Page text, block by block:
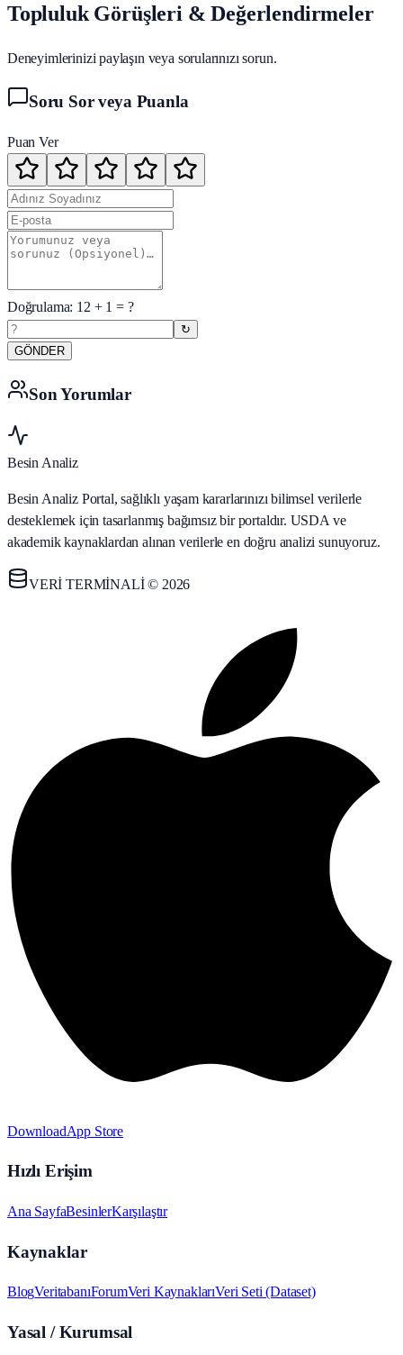
Topluluk Görüşleri & Değerlendirmeler
Deneyimlerinizi paylaşın veya sorularınızı sorun.
Soru Sor veya Puanla
Puan Ver
Doğrulama: 12 + 1 = ?
↻
GÖNDER
Son Yorumlar
Besin Analiz
Besin Analiz Portal, sağlıklı yaşam kararlarınızı bilimsel verilerle
desteklemek için tasarlanmış bağımsız bir portaldır. USDA ve
akademik kaynaklardan alınan verilerle en doğru analizi sunuyoruz.
VERİ TERMİNALİ © 2026
DownloadApp Store
Hızlı Erişim
Ana SayfaBesinlerKarşılaştır
Kaynaklar
BlogVeritabanıForumVeri KaynaklarıVeri Seti (Dataset)
Yasal / Kurumsal